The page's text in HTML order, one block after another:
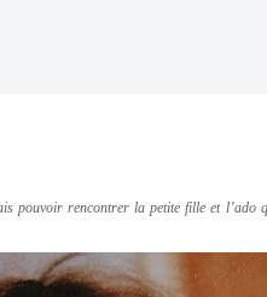
pouvoir rencontrer la petite fille et